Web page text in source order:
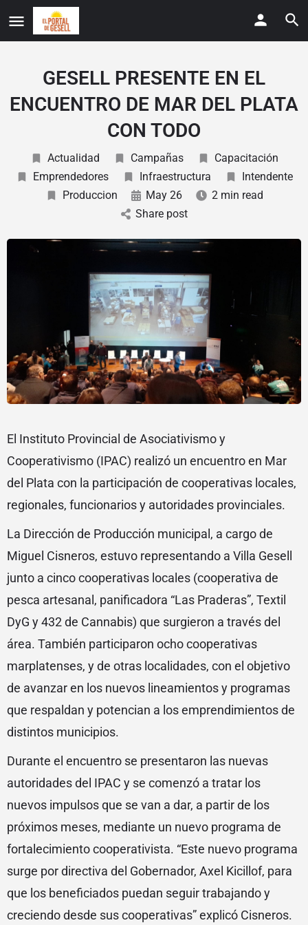
GESELL PRESENTE EN EL
ENCUENTRO DE MAR DEL PLATA
CON TODO
Actualidad Campañas
Capacitación
Emprendedores
Infraestructura
Intendente
Produccion
May 26
2 min read
Share post
El Instituto Provincial de Asociativismo y
Cooperativismo (IPAC) realizó un encuentro en Mar
del Plata con la participación de cooperativas locales,
regionales, funcionarios y autoridades provinciales.
La Dirección de Producción municipal, a cargo de
Miguel Cisneros, estuvo representando a Villa Gesell
junto a cinco cooperativas locales (cooperativa de
pesca artesanal, panificadora “Las Praderas”, Textil
DyG y 432 de Cannabis) que surgieron a través del
área. También participaron ocho cooperativas
marplatenses, y de otras localidades, con el objetivo
de avanzar en los nuevos lineamientos y programas
que respaldan y potencian a los emprendimientos de
distintos municipios.
Durante el encuentro se presentaron las nuevas
autoridades del IPAC y se comenzó a tratar los
nuevos impulsos que se van a dar, a partir de los
próximos meses, mediante un nuevo programa de
fortalecimiento cooperativista. “Este nuevo programa
surge por directiva del Gobernador, Axel Kicillof, para
que los beneficiados puedan seguir trabajando y
creciendo desde sus cooperativas” explicó Cisneros.